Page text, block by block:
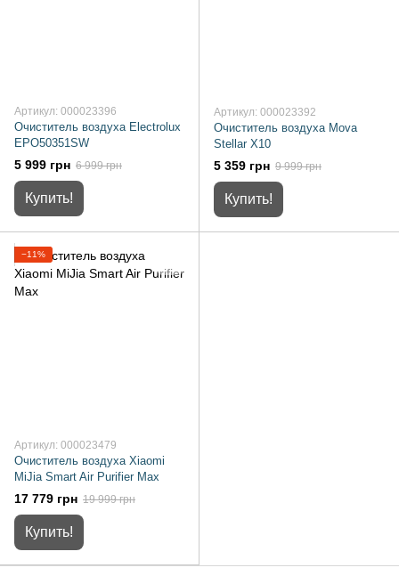
Артикул: 000023396
Очиститель воздуха Electrolux
EPO50351SW
5 999 грн 6 999 грн
Купить!
Артикул: 000023392
Очиститель воздуха Mova
Stellar X10
5 359 грн 9 999 грн
Купить!
−11%
Артикул: 000023479
Очиститель воздуха Xiaomi
MiJia Smart Air Purifier Max
17 779 грн 19 999 грн
Купить!